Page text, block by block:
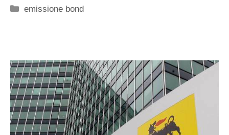
Categorie
emissione bond